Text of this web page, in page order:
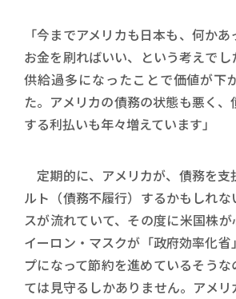
「今までアメリカも日本も、何か
お金を刷ればいい、という考えで
供給過多になったことで価値が下
た。アメリカの債務の状態も悪く
する利払いも年々増えています」
定期的に、アメリカが、債務を支
ルト（債務不履行）するかもしれな
スが流れていて、その度に米国株が
イーロン・マスクが「政府効率化省
プになって節約を進めているそう
ては見守るしかありません。アメ